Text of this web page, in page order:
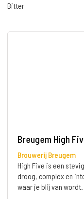
Bitter
Breugem High
Brouwerij Breugem
High Five is een
droog, complex en
waar je blij van wordt.